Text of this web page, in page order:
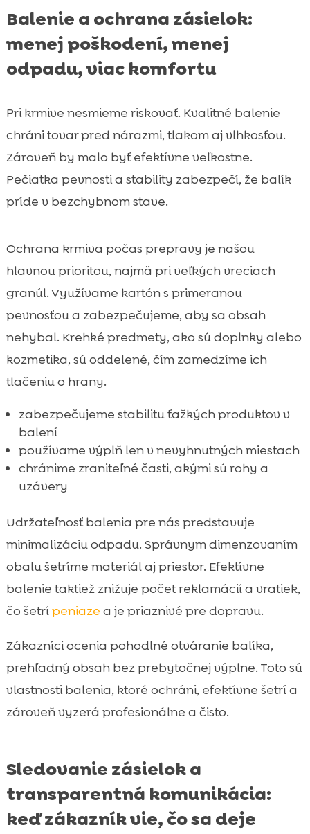
Balenie a ochrana zásielok:
menej poškodení, menej
odpadu, viac komfortu
Pri krmive nesmieme riskovať. Kvalitné balenie
chráni tovar pred nárazmi, tlakom aj vlhkosťou.
Zároveň by malo byť efektívne veľkostne.
Pečiatka pevnosti a stability zabezpečí, že balík
príde v bezchybnom stave.
Ochrana krmiva počas prepravy je našou
hlavnou prioritou, najmä pri veľkých vreciach
granúl. Využívame kartón s primeranou
pevnosťou a zabezpečujeme, aby sa obsah
nehybal. Krehké predmety, ako sú doplnky alebo
kozmetika, sú oddelené, čím zamedzíme ich
tlačeniu o hrany.
zabezpečujeme stabilitu ťažkých produktov v
balení
používame výplň len v nevyhnutných miestach
chránime zraniteľné časti, akými sú rohy a
uzávery
Udržateľnosť balenia pre nás predstavuje
minimalizáciu odpadu. Správnym dimenzovaním
obalu šetríme materiál aj priestor. Efektívne
balenie taktiež znižuje počet reklamácií a vratiek,
čo šetrípeniaze a je priaznivé pre dopravu.
Zákazníci ocenia pohodlné otváranie balíka,
prehľadný obsah bez prebytočnej výplne. Toto sú
vlastnosti balenia, ktoré ochráni, efektívne šetrí a
zároveň vyzerá profesionálne a čisto.
Sledovanie zásielok a
transparentná komunikácia:
keď zákazník vie, čo sa deje